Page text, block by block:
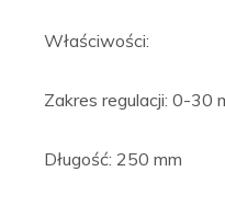
Właściwości:
Zakres regulacji: 0-30
Długość: 250 mm